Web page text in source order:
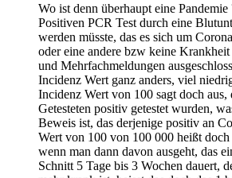
Wo ist denn überhaupt eine Pandemie
Positiven PCR Test durch eine
werden müsste, das es sich um
oder eine andere bzw keine
und Mehrfachmeldungen
Incidenz Wert ganz anders, viel
Incidenz Wert von 100 sagt doch aus,
Getesteten positiv getestet wurden,
Beweis ist, das derjenige positiv an
Wert von 100 von 100 000 heißt
wenn man dann davon ausgeht, das
Schnitt 5 Tage bis 3 Wochen dauert,